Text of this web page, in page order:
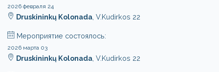
2026 февраля 24
Druskininkų Kolonada , V.Kudirkos 22
Мероприятие состоялось:
2026 марта 03
Druskininkų Kolonada , V.Kudirkos 22